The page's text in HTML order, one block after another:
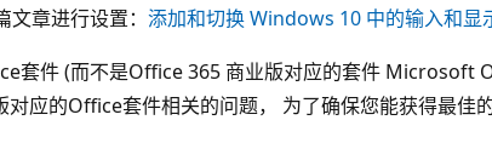
章进行设置： 添加和切换 Windows 10 中的输入和显
套件 (而不是Office 365 商业版对应的套件 Microsoft
应的Office套件相关的问题， 为了确保您能获得最